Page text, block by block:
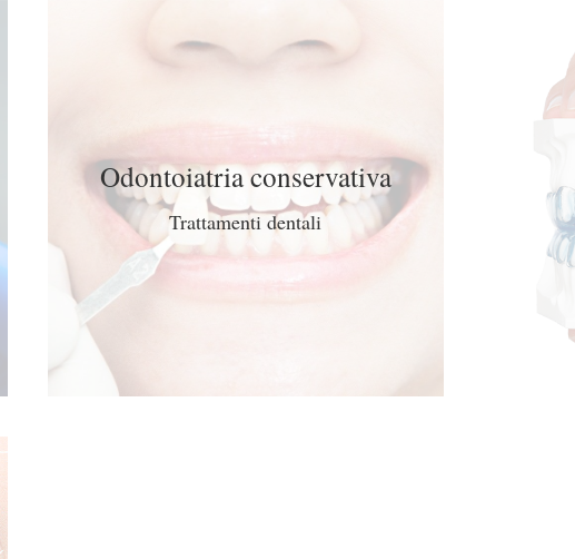
Odontoiatria conservativa
Trattamenti dentali